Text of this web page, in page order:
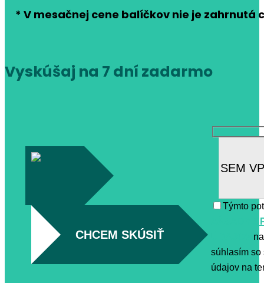
* V mesačnej cene balíčkov nie je zahrnutá
Vyskúšaj na 7 dní zadarmo
CHCEM SKÚSIŤ
Týmto
ZÁSADY
súhlasím so
údajov na